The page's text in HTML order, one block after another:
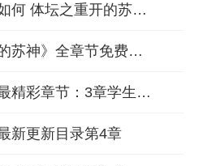
主角苏神杨勇强大结局如何 体坛之重开的苏神大结局第1章
风靡小说《体坛之重开的苏神》全章节免费分享
《体坛之重开的苏神》最精彩章节：3章学生太专业教不了怎么办？
新更新目录第4章